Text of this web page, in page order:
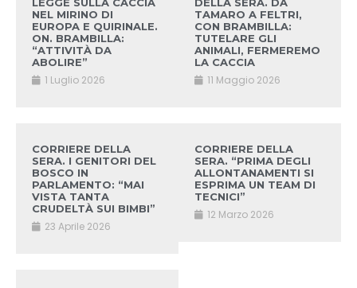
NEL MIRINO DI
EUROPA E QUIRINALE.
ON. BRAMBILLA:
“ATTIVITÀ DA
ABOLIRE”
1 Luglio 2026
TAMARO A FELTRI,
CON BRAMBILLA:
TUTELARE GLI
ANIMALI, FERMEREMO
LA CACCIA
11 Maggio 2026
CORRIERE DELLA
SERA. I GENITORI DEL
BOSCO IN
PARLAMENTO: “MAI
VISTA TANTA
CRUDELTÀ SUI BIMBI”
23 Aprile 2026
CORRIERE DELLA
SERA. “PRIMA DEGLI
ALLONTANAMENTI SI
ESPRIMA UN TEAM DI
TECNICI”
12 Marzo 2026